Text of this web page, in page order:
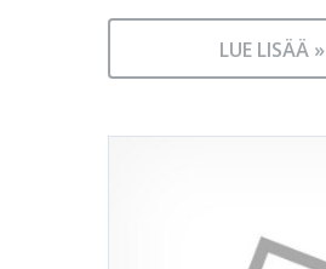
LUE LISÄÄ »